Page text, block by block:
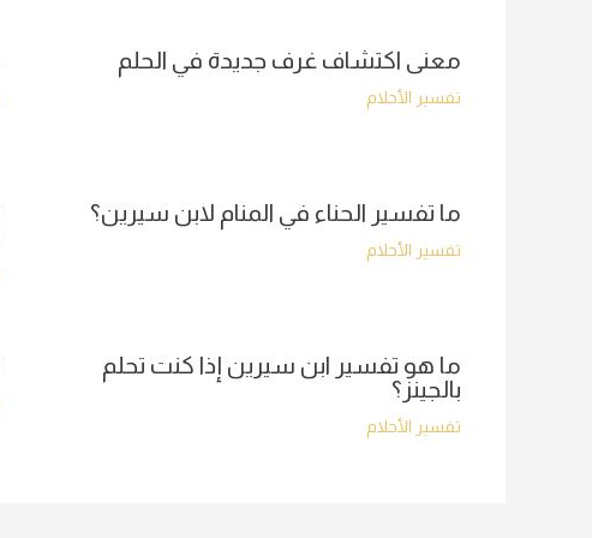
معنى اكتشاف غرف جديدة في الحلم
تفسير الأحلام
ما تفسير الحناء في المنام لابن سيرين؟
تفسير الأحلام
ما هو تفسير ابن سيرين إذا كنت تحلم
بالجينز؟
تفسير الأحلام